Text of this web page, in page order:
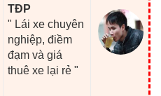
TĐP
" Lái xe chuyên
nghiệp, điềm
đạm và giá
thuê xe lại rẻ "